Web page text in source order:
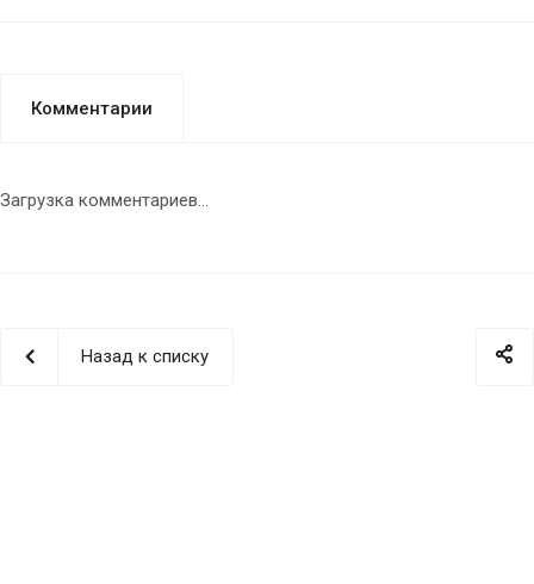
Комментарии
Загрузка комментариев...
Назад к списку